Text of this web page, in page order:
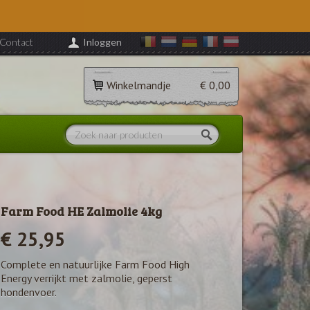
Contact Inloggen
Winkelmandje € 0,00
Farm Food HE Zalmolie 4kg
€ 25,95
Complete en natuurlijke Farm Food High
Energy verrijkt met zalmolie, geperst
hondenvoer.